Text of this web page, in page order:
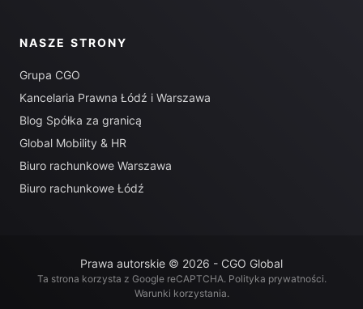
NASZE STRONY
Grupa CGO
Kancelaria Prawna Łódź i Warszawa
Blog Spółka za granicą
Global Mobility & HR
Biuro rachunkowe Warszawa
Biuro rachunkowe Łódź
Prawa autorskie © 2026 - CGO Global
Ta strona korzysta z Google reCAPTCHA. Polityka prywatności.
Warunki korzystania.